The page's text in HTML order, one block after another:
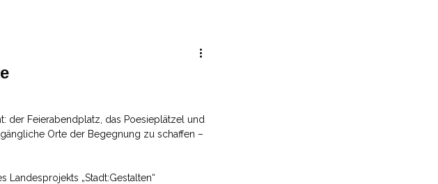
der Feierabendplatz, das Poesieplätzel und
Orte der Begegnung zu schaffen –
„Stadt:Gestalten“